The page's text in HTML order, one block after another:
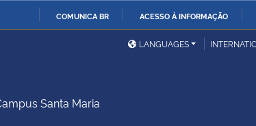
COMUNICA BR ACESSO À INFORMAÇÃO
da Defesa
Ministério das Relações
ExterioresLANGUAGES
Santa Maria